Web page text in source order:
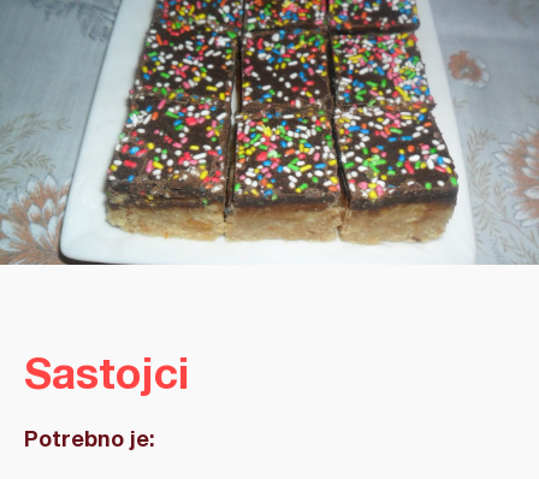
Sastojci
Potrebno je: